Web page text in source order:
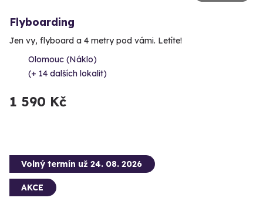
Flyboarding
Jen vy, flyboard a 4 metry pod vámi. Letíte!
Olomouc (Náklo)
(+ 14 dalších lokalit)
1 590 Kč
Volný termín už 24. 08. 2026
AKCE